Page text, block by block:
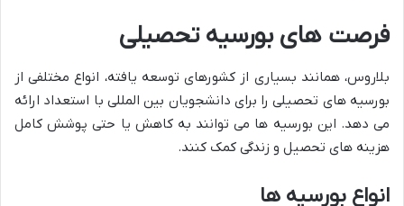
فرصت های بورسیه تحصیلی
بلاروس، همانند بسیاری از کشورهای توسعه یافته، انواع مختلفی از
بورسیه های تحصیلی را برای دانشجویان بین المللی با استعداد ارائه
می دهد. این بورسیه ها می توانند به کاهش یا حتی پوشش کامل
هزینه های تحصیل و زندگی کمک کنند.
انواع بورسیه ها